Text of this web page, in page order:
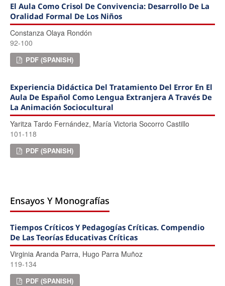
El Aula Como Crisol De Convivencia: Desarrollo De La
Oralidad Formal De Los Niños
Constanza Olaya Rondón
92-100
PDF (SPANISH)
Experiencia Didáctica Del Tratamiento Del Error En El
Aula De Español Como Lengua Extranjera A Través De
La Animación Sociocultural
Yaritza Tardo Fernández, Marí­a Victoria Socorro Castillo
101-118
PDF (SPANISH)
Ensayos Y Monografías
Tiempos Críticos Y Pedagogías Críticas. Compendio
De Las Teorías Educativas Críticas
Virginia Aranda Parra, Hugo Parra Muñoz
119-134
PDF (SPANISH)